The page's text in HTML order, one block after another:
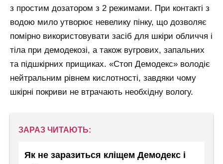
з простим дозатором з 2 режимами. При контакті з
водою мило утворює невелику пінку, що дозволяє
помірно використовувати засіб для шкіри обличчя і
тіла при демодекозі, а також вугрових, запальних
та підшкірних прищиках. «Стоп Демодекс» володіє
нейтральним рівнем кислотності, завдяки чому
шкірні покриви не втрачають необхідну вологу.
ЗАРАЗ ЧИТАЮТЬ:
Як не заразиться кліщем Демодекс і